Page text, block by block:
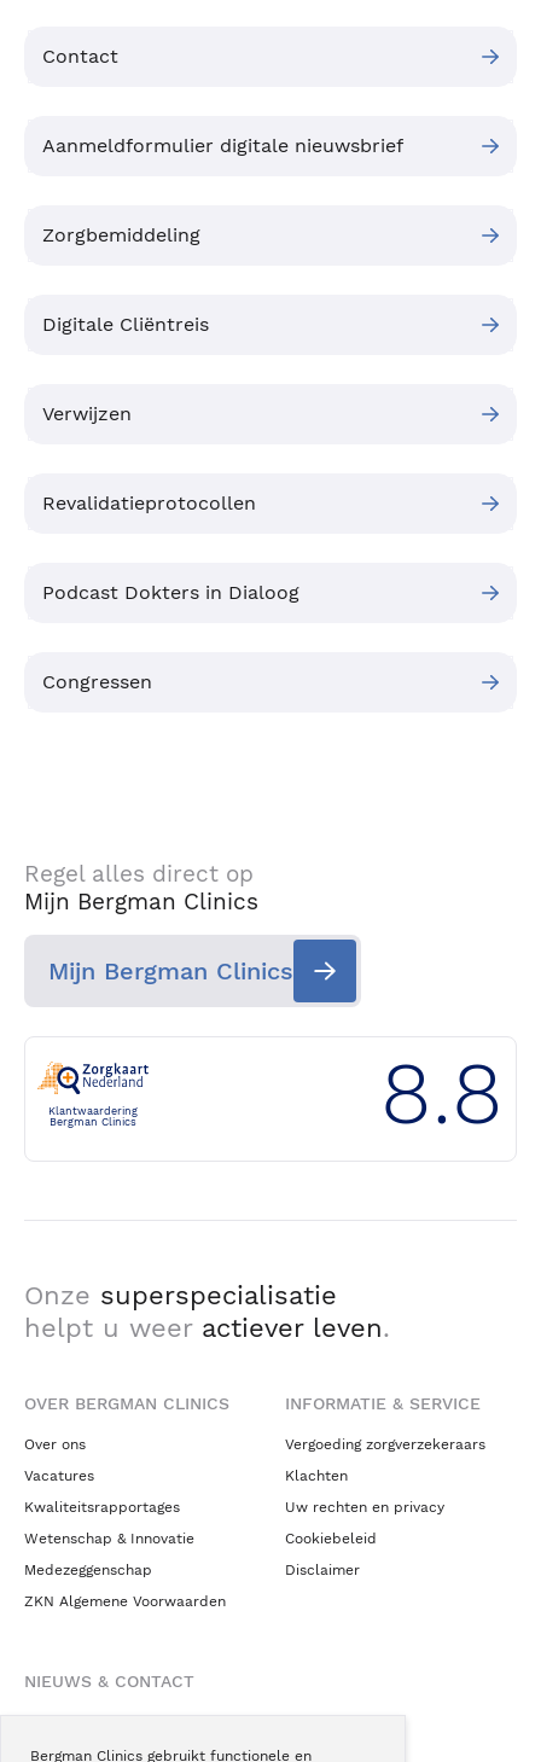
Bergman Clinics gebruikt functionele en
Contact
Aanmeldformulier digitale nieuwsbrief
Zorgbemiddeling
Digitale Cliëntreis
Verwijzen
Revalidatieprotocollen
Podcast Dokters in Dialoog
Congressen
Regel alles direct op
Mijn Bergman Clinics
Mijn Bergman Clinics
Klantwaardering
Bergman Clinics
8.8
Onze superspecialisatie
helpt u weer actiever leven.
OVER BERGMAN CLINICS
Over ons
Vacatures
Kwaliteitsrapportages
Wetenschap & Innovatie
Medezeggenschap
ZKN Algemene Voorwaarden
INFORMATIE & SERVICE
Vergoeding zorgverzekeraars
Klachten
Uw rechten en privacy
Cookiebeleid
Disclaimer
NIEUWS & CONTACT
Blogs